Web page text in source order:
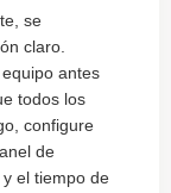
se
claro.
antes
todos los
configure
de
el tiempo de